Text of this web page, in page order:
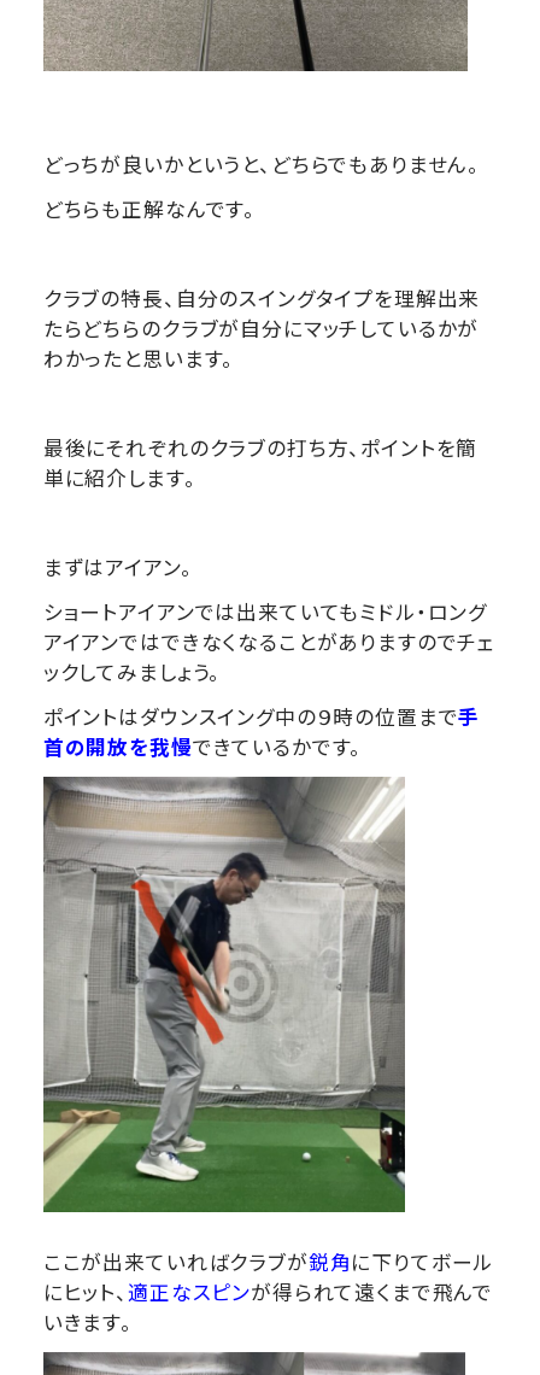
どっちが良いかというと、どちらでもありません。
どちらも正解なんです。
クラブの特長、自分のスイングタイプを理解出来
たらどちらのクラブが自分にマッチしているかが
わかったと思います。
最後にそれぞれのクラブの打ち方、ポイントを簡
単に紹介します。
まずはアイアン。
ショートアイアンでは出来ていてもミドル・ロング
アイアンではできなくなることがありますのでチェ
ックしてみましょう。
ポイントはダウンスイング中の９時の位置まで手
首の開放を我慢できているかです。
ここが出来ていればクラブが鋭角に下りてボール
にヒット、 適正なスピンが得られて遠くまで飛んで
いきます。